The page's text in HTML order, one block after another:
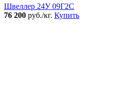
Швеллер 24У 09Г2С
76 200 руб./кг. Купить